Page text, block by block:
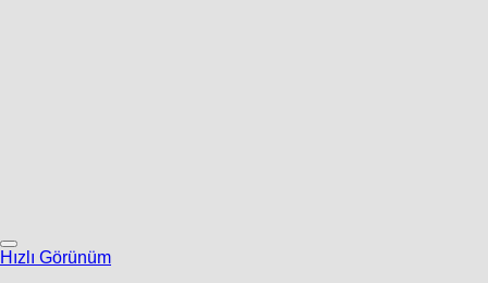
Hızlı Görünüm